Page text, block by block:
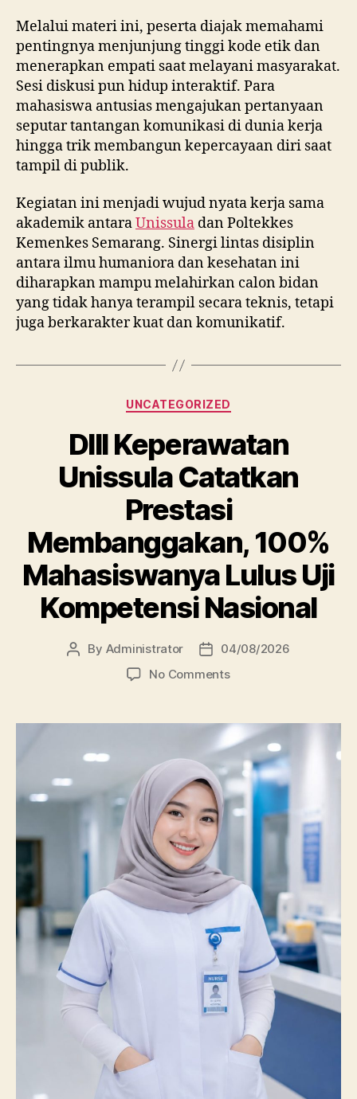
Melalui materi ini, peserta diajak memahami
pentingnya menjunjung tinggi kode etik dan
menerapkan empati saat melayani masyarakat.
Sesi diskusi pun hidup interaktif. Para
mahasiswa antusias mengajukan pertanyaan
seputar tantangan komunikasi di dunia kerja
hingga trik membangun kepercayaan diri saat
tampil di publik.
Kegiatan ini menjadi wujud nyata kerja sama
akademik antaraUnissula dan Poltekkes
Kemenkes Semarang. Sinergi lintas disiplin
antara ilmu humaniora dan kesehatan ini
diharapkan mampu melahirkan calon bidan
yang tidak hanya terampil secara teknis, tetapi
juga berkarakter kuat dan komunikatif.
Categories
UNCATEGORIZED
DIII Keperawatan
Unissula Catatkan
Prestasi
Membanggakan, 100%
Mahasiswanya Lulus Uji
Kompetensi Nasional
Post
By Administrator
Post04/08/2026
No Commentson
Unissula
Catatkan
Prestasi
Membanggakan,
100%
Mahasiswanya
Kompetensi
Nasional